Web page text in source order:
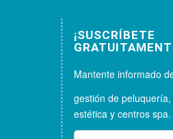
¡SUSCRÍBETE
Mantente informado
gestión de
estética y centros spa.